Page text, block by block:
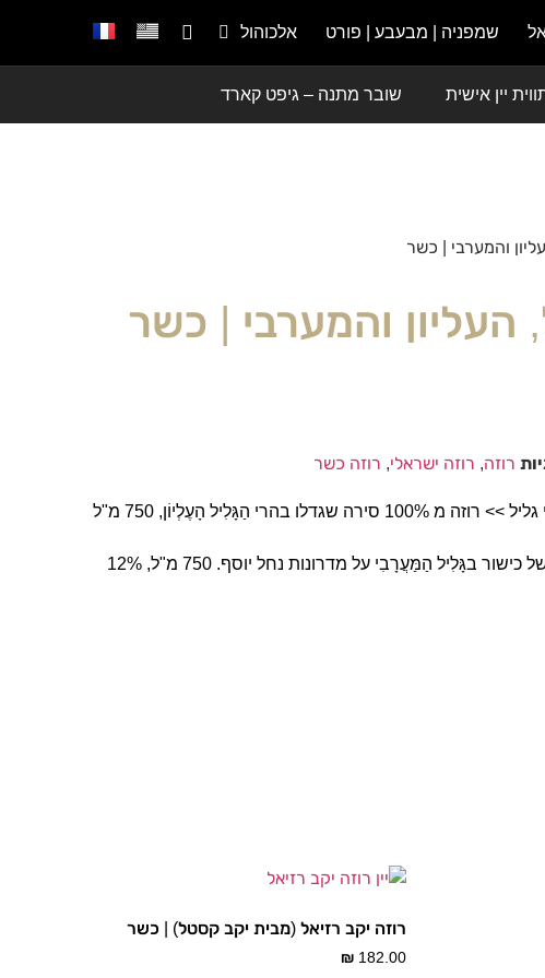
שמפניה | מבעבע | פורט אלכוהול
יין אישית שובר מתנה – גיפט קארד
והמערבי | כשר
העליון והמערבי | כשר
רוזה, רוזה ישראלי, רוזה כשר
שני רוזה ישראליים – רוזה אביב, יקב הרי גליל >> רוזה מ 100% סירה שגדלו בהרי הַגָּלִיל הָעֶלְיוֹן, 750 מ"ל
רוזה, יקב כישור, מקור הענבים בכרמים של כישור בגָּלִיל הַמַּעֲרָבִי על מדרונות נחל יוסף. 750 מ"ל, 12%
רוזה יקב רזיאל (מבית יקב קסטל) | כשר
₪ 182.00